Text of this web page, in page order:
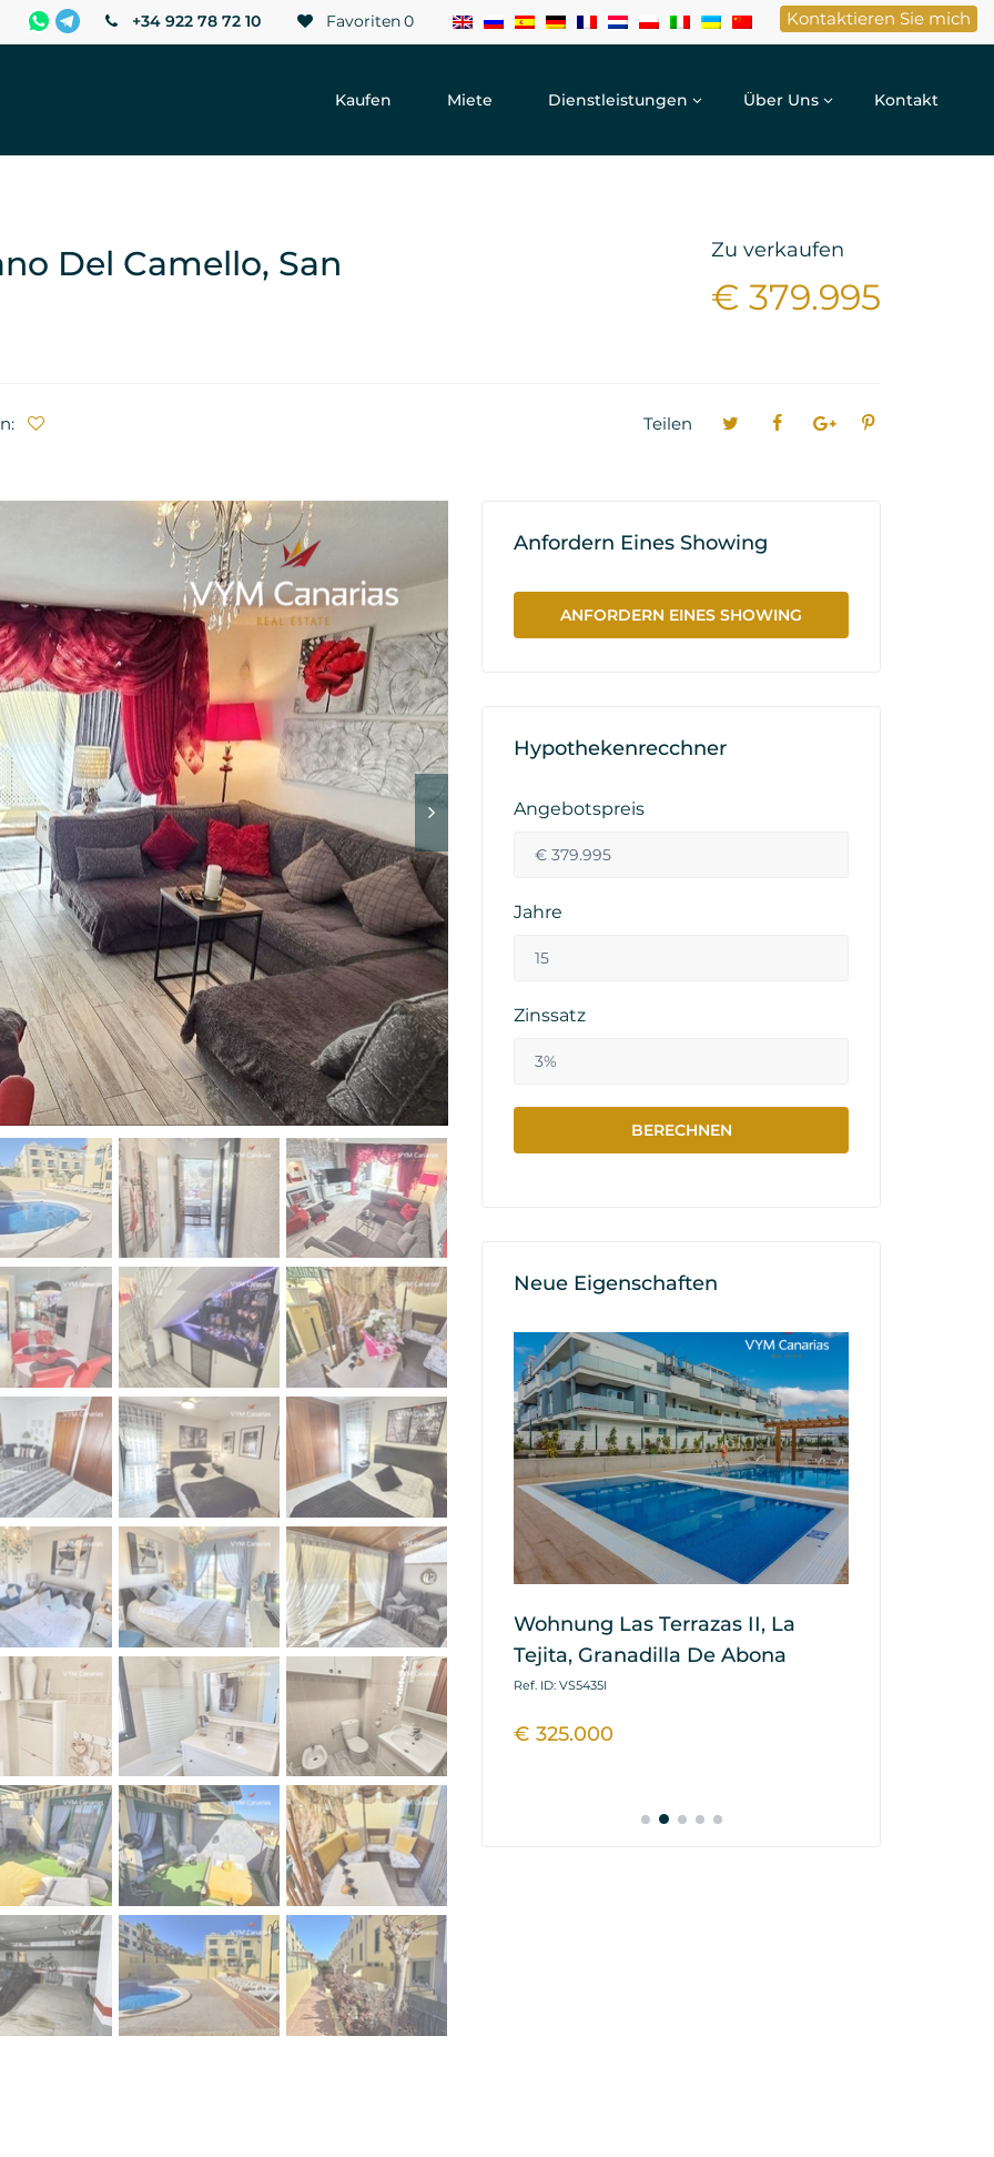
Kontaktieren Sie mich
Favoriten0
+34 922 78 72 10
Kaufen Miete Dienstleistungen Über Uns Kontakt
Del Camello, San
Zu verkaufen
€ 379.995
Teilen
Anfordern Eines Showing
ANFORDERN EINES SHOWING
Hypothekenrecchner
Angebotspreis
Jahre
Zinssatz
Neue Eigenschaften
Playa De
Arona
Wohnung Puerto De Santiago,
Santiago Del Teide
Ref. ID: VS5641I
€ 229.950
Wohnung Las Terrazas II, La
Tejita, Granadilla De Abona
Ref. ID: VS5435I
€ 325.000